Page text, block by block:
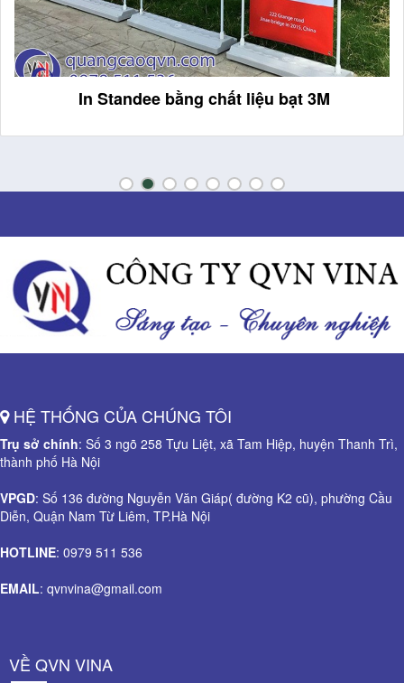
In Standee bằng chất liệu bạt 3M
HỆ THỐNG CỦA CHÚNG TÔI
Trụ sở chính: Số 3 ngõ 258 Tựu Liệt, xã Tam Hiệp, huyện Thanh Trì,
thành phố Hà Nội
VPGD: Số 136 đường Nguyễn Văn Giáp( đường K2 cũ), phường Cầu
Diễn, Quận Nam Từ Liêm, TP.Hà Nội
HOTLINE: 0979 511 536
EMAIL: qvnvina@gmail.com
VỀ QVN VINA